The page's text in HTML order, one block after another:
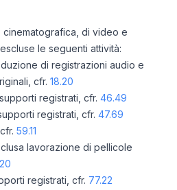
di video e
le seguenti attività:
di registrazioni audio e
cfr. 18.20
registrati, cfr. 46.49
registrati, cfr. 47.69
59.11
lavorazione di pellicole
registrati, cfr. 77.22